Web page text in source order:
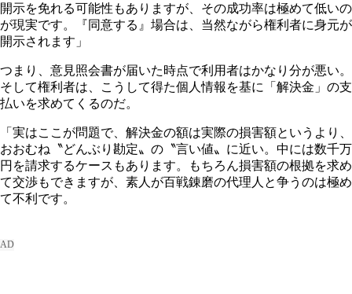
開示を免れる可能性もありますが、その成功率は極めて低いの
が現実です。『同意する』場合は、当然ながら権利者に身元が
開示されます」
つまり、意見照会書が届いた時点で利用者はかなり分が悪い。
そして権利者は、こうして得た個人情報を基に「解決金」の支
払いを求めてくるのだ。
「実はここが問題で、解決金の額は実際の損害額というより、
おおむね〝どんぶり勘定〟の〝言い値〟に近い。中には数千万
円を請求するケースもあります。もちろん損害額の根拠を求め
て交渉もできますが、素人が百戦錬磨の代理人と争うのは極め
て不利です。